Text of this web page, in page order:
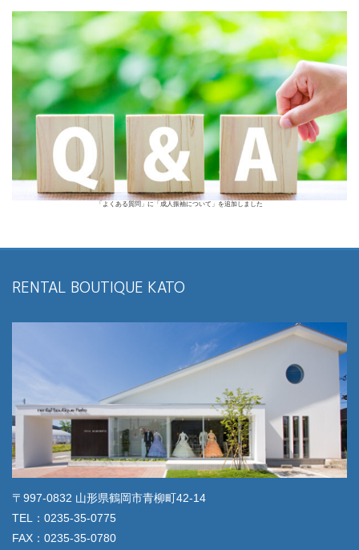
「よくある質問」に「成人振袖について」を追加しました
RENTAL BOUTIQUE KATO
〒997-0832 山形県鶴岡市青柳町42-14
TEL：0235-35-0775
FAX：0235-35-0780